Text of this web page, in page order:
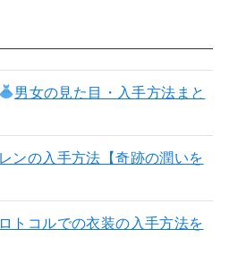
男女の見た目・入手方法まと
ンの入手方法【奇跡の潤いを
トコルでの衣装の入手方法を